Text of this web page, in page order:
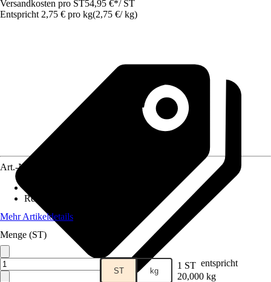
Versandkosten pro ST54,95 €*/ ST
Entspricht 2,75 € pro kg(2,75 €/ kg)
Art.-Nr.
Reichweite (ca.)
Mehr Artikeldetails
Menge (ST)
ST kg 1 ST entspricht
20,000 kg